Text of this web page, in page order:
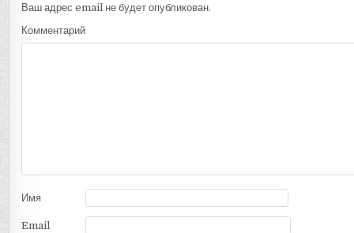
Ваш адрес email не будет опубликован.
Комментарий
Имя
Email